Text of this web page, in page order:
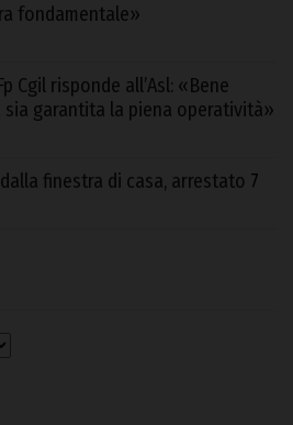
fondamentale»
Cgil risponde all’Asl: «Bene
garantita la piena operatività»
finestra di casa, arrestato 7